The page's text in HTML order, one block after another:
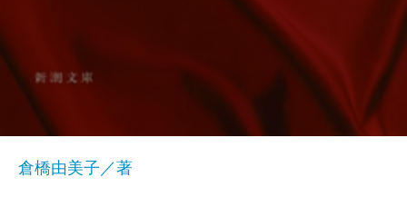
倉橋由美子／著